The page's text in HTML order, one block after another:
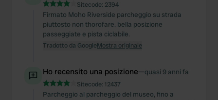
Sitecode: 2394
Firmato Moho Riverside parcheggio su strada
piuttosto non thorofare. bella posizione
passeggiate e pista ciclabile.
Tradotto da GoogleMostra originale
Ho recensito una posizione—quasi 9 anni fa
Sitecode: 12437
Parcheggio al parcheggio del museo, fino a